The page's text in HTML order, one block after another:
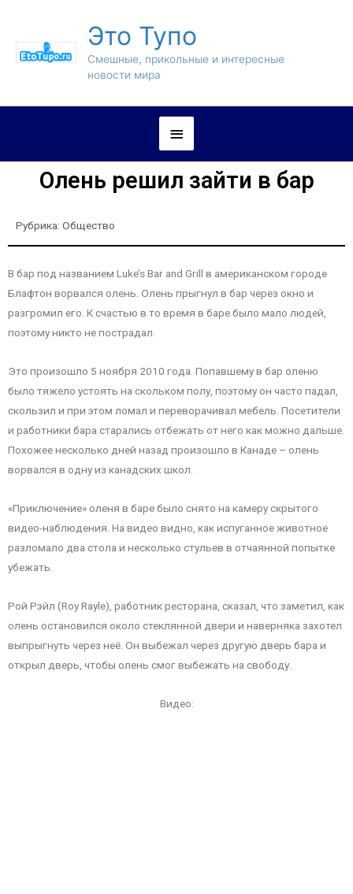
Это Тупо
Смешные, прикольные и интересные
новости мира
Олень решил зайти в бар
Рубрика: Общество
В бар под названием Luke’s Bar and Grill в американском городе
Блафтон ворвался олень. Олень прыгнул в бар через окно и
разгромил его. К счастью в то время в баре было мало людей,
поэтому никто не пострадал.
Это произошло 5 ноября 2010 года. Попавшему в бар оленю
было тяжело устоять на скольком полу, поэтому он часто падал,
скользил и при этом ломал и переворачивал мебель. Посетители
и работники бара старались отбежать от него как можно дальше.
Похожее несколько дней назад произошло в Канаде – олень
ворвался в одну из канадских школ.
«Приключение» оленя в баре было снято на камеру скрытого
видео-наблюдения. На видео видно, как испуганное животное
разломало два стола и несколько стульев в отчаянной попытке
убежать.
Рой Рэйл (Roy Rayle), работник ресторана, сказал, что заметил, как
олень остановился около стеклянной двери и наверняка захотел
выпрыгнуть через неё. Он выбежал через другую дверь бара и
открыл дверь, чтобы олень смог выбежать на свободу.
Видео: